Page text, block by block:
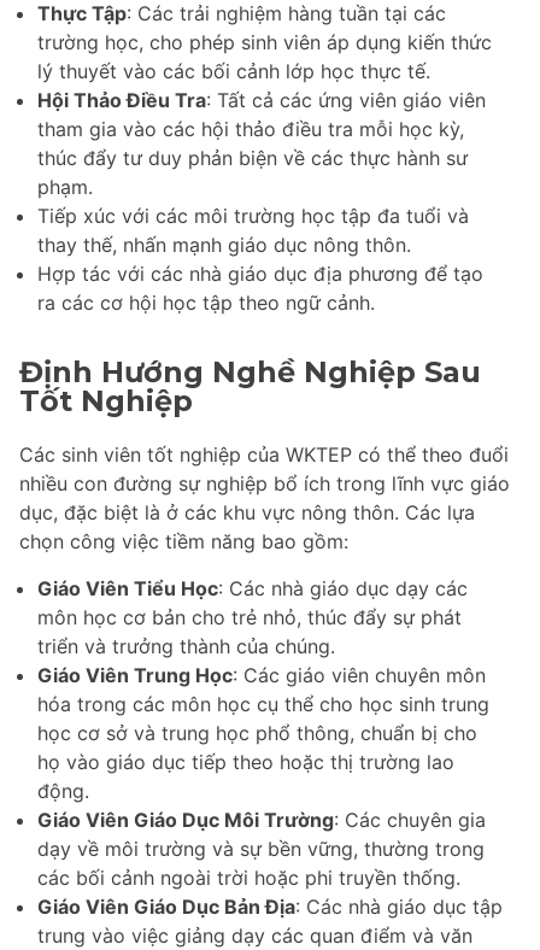
Thực Tập: Các trải nghiệm hàng tuần tại các
trường học, cho phép sinh viên áp dụng kiến thức
lý thuyết vào các bối cảnh lớp học thực tế.
Hội Thảo Điều Tra: Tất cả các ứng viên giáo viên
tham gia vào các hội thảo điều tra mỗi học kỳ,
thúc đẩy tư duy phản biện về các thực hành sư
phạm.
Tiếp xúc với các môi trường học tập đa tuổi và
thay thế, nhấn mạnh giáo dục nông thôn.
Hợp tác với các nhà giáo dục địa phương để tạo
ra các cơ hội học tập theo ngữ cảnh.
Định Hướng Nghề Nghiệp Sau
Tốt Nghiệp
Các sinh viên tốt nghiệp của WKTEP có thể theo đuổi
nhiều con đường sự nghiệp bổ ích trong lĩnh vực giáo
dục, đặc biệt là ở các khu vực nông thôn. Các lựa
chọn công việc tiềm năng bao gồm:
Giáo Viên Tiểu Học: Các nhà giáo dục dạy các
môn học cơ bản cho trẻ nhỏ, thúc đẩy sự phát
triển và trưởng thành của chúng.
Giáo Viên Trung Học: Các giáo viên chuyên môn
hóa trong các môn học cụ thể cho học sinh trung
học cơ sở và trung học phổ thông, chuẩn bị cho
họ vào giáo dục tiếp theo hoặc thị trường lao
động.
Giáo Viên Giáo Dục Môi Trường: Các chuyên gia
dạy về môi trường và sự bền vững, thường trong
các bối cảnh ngoài trời hoặc phi truyền thống.
Giáo Viên Giáo Dục Bản Địa: Các nhà giáo dục tập
trung vào việc giảng dạy các quan điểm và văn